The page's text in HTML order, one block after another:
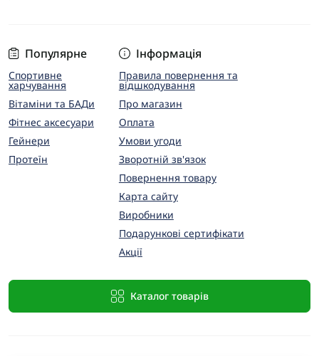
Популярне
Спортивне
харчування
Вітаміни та БАДи
Фітнес аксесуари
Гейнери
Протеїн
Інформація
Правила повернення та
відшкодування
Про магазин
Оплата
Умови угоди
Зворотній зв'язок
Повернення товару
Карта сайту
Виробники
Подарункові сертифікати
Акції
Каталог товарів